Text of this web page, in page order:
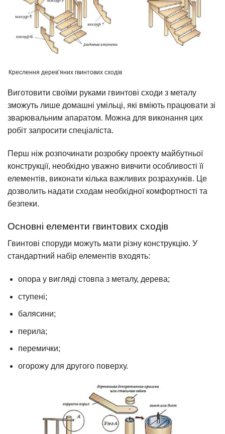
Креслення дерев’яних гвинтових сходів
Виготовити своїми руками гвинтові сходи з металу
зможуть лише домашні умільці, які вміють працювати зі
зварювальним апаратом. Можна для виконання цих
робіт запросити спеціаліста.
Перш ніж розпочинати розробку проекту майбутньої
конструкції, необхідно уважно вивчити особливості її
елементів, виконати кілька важливих розрахунків. Це
дозволить надати сходам необхідної комфортності та
безпеки.
Основні елементи гвинтових сходів
Гвинтові споруди можуть мати різну конструкцію. У
стандартний набір елементів входять:
опора у вигляді стовпа з металу, дерева;
ступені;
балясини;
перила;
перемички;
огорожу для другого поверху.